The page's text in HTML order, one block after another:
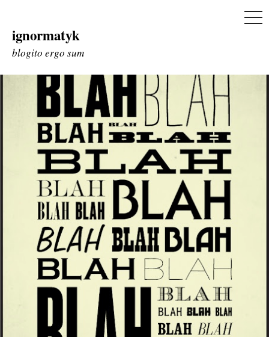
Skip
to
ignormatyk
blogito ergo sum